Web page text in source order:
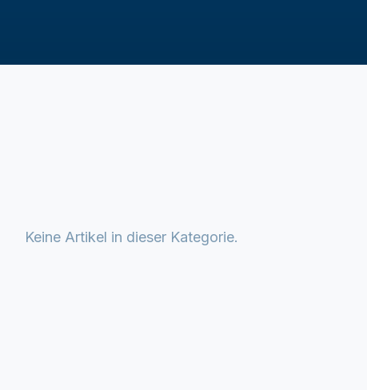
Keine Artikel in dieser Kategorie.